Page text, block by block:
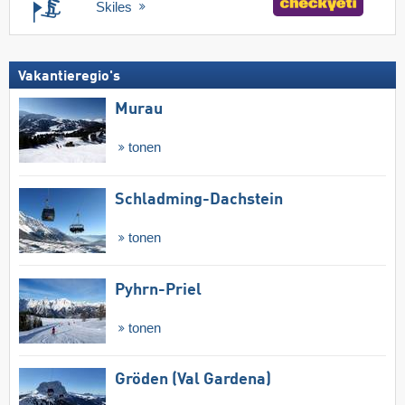
Skiles
Vakantieregio's
Murau
tonen
Schladming-Dachstein
tonen
Pyhrn-Priel
tonen
Gröden (Val Gardena)